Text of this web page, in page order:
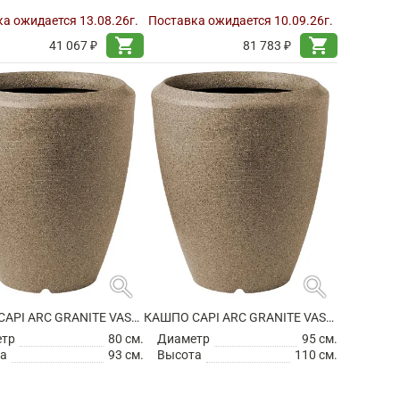
ожидается 13.08.26г.
41 067 ₽
shopping_cart
Поставка ожидается 10.09.26г.
81 783 ₽
shopping_cart
search
КАШПО CAPI ARC GRANITE VASE ELEGANT WARM TAUPE
80 см.
93 см.
search
КАШПО CAPI ARC GRANITE VASE ELEGANT WARM TAUPE
Диаметр
95 см.
Высота
110 см.